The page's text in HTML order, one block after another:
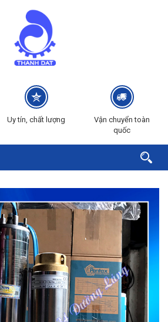
Uy tín, chất lượng
Vận chuyển toàn
quốc